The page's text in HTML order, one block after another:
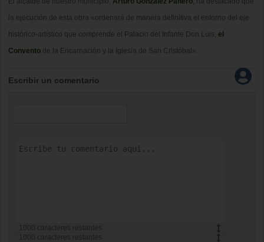
la ejecución de esta obra «ordenará de manera definitiva el entorno del eje
histórico-artístico que comprende el Palacio del Infante Don Luis, el
Convento de la Encarnación y la Iglesia de San Cristóbal».
Escribir un comentario
caracteres restantes
caracteres restantes